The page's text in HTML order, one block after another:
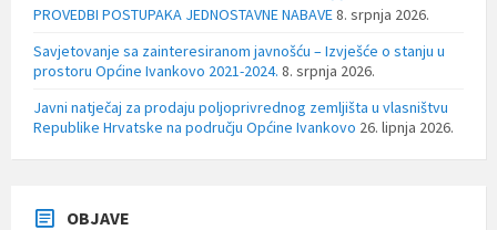
PROVEDBI POSTUPAKA JEDNOSTAVNE NABAVE8. srpnja 2026.
Savjetovanje sa zainteresiranom javnošću – Izvješće o stanju u
prostoru Općine Ivankovo 2021-2024. 8. srpnja 2026.
Javni natječaj za prodaju poljoprivrednog zemljišta u vlasništvu
Republike Hrvatske na području Općine Ivankovo 26. lipnja 2026.
OBJAVE